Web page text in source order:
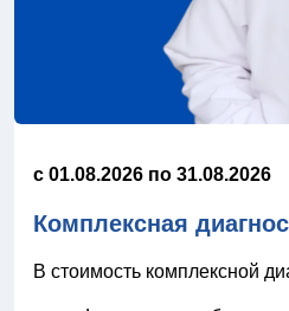
c 01.08.2026 по 31.08.2026
Комплексная
В стоимость комплексной